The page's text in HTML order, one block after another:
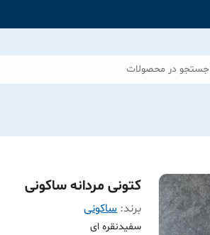
جستجو در محصولات
کتونی مردانه ساکونی
برند: ساکونی
سفیدنقره ای